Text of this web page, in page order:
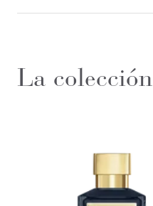
La colección